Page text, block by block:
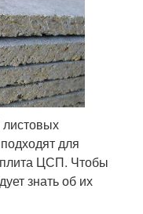
для
ЦСП. Чтобы
знать об их